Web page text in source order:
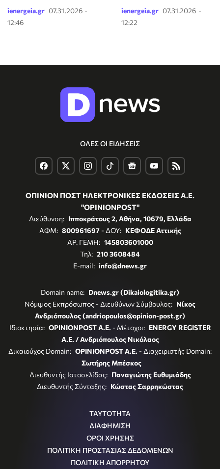
ienergeia.gr 07.31.2026 -
12:46
ienergeia.gr 07.31.2026 -
12:22
ΟΛΕΣ ΟΙ ΕΙΔΗΣΕΙΣ
ΟΠΙΝΙΟΝ ΠΟΣΤ ΗΛΕΚΤΡΟΝΙΚΕΣ ΕΚΔΟΣΕΙΣ Α.Ε.
"OPINIONPOST"
Διεύθυνση: Ιπποκράτους 2, Αθήνα, 10679, Ελλάδα
ΑΦΜ: 800961697- ΔΟΥ: ΚΕΦΟΔΕ Αττικής
ΑΡ. ΓΕΜΗ: 145803601000
Τηλ: 210 3608484
E-mail: info@dnews.gr
Domain name: Dnews.gr (Dikaiologitika.gr)
Νόμιμος Εκπρόσωπος - Διευθύνων Σύμβουλος: Νίκος
Ανδριόπουλος (andriopoulos@opinion-post.gr)
Ιδιοκτησία: OPINIONPOST A.E. - Μέτοχοι: ENERGY REGISTER
Α.Ε. / Ανδριόπουλος Νικόλαος
Δικαιούχος Domain: OPINIONPOST A.E. - Διαχειριστής Domain:
Σωτήρης Μπέσκος
Διευθυντής Ιστοσελίδας: Παναγιώτης Ευθυμιάδης
Διευθυντής Σύνταξης: Κώστας Σαρρηκώστας
ΤΑΥΤΟΤΗΤΑ
ΔΙΑΦΗΜΙΣΗ
ΟΡΟΙ ΧΡΗΣΗΣ
ΠΟΛΙΤΙΚΗ ΠΡΟΣΤΑΣΙΑΣ ΔΕΔΟΜΕΝΩΝ
ΠΟΛΙΤΙΚΗ ΑΠΟΡΡΗΤΟΥ